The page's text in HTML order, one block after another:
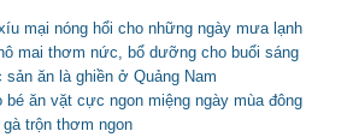
mại nóng hổi cho những ngày mưa lạnh
mai thơm nức, bổ dưỡng cho buổi sáng
ăn là ghiền ở Quảng Nam
bé ăn vặt cực ngon miệng ngày mùa đông
trộn thơm ngon